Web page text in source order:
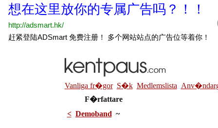
Vanliga fr�gor S�k Medlemslista
F�rfattare
< Demoband ~